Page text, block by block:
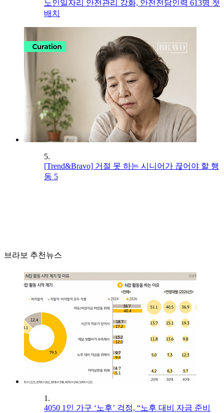
노인일자리 안전관리 강화, 안전전담인력 613명 첫
배치
5.
[Trend&Bravo] 거절 못 하는 시니어가 끊어야 할 행
동 5
브라보 추천뉴스
1.
4050 1인 가구 ‘노후’ 걱정, “노후 대비 자금 준비